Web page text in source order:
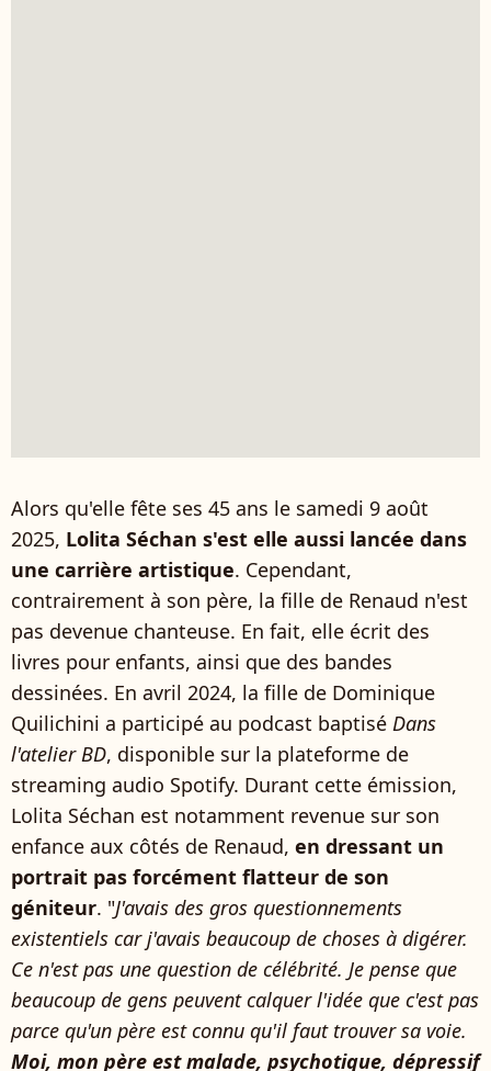
Alors qu'elle fête ses 45 ans le samedi 9 août
2025, Lolita Séchan s'est elle aussi lancée dans
une carrière artistique. Cependant,
contrairement à son père, la fille de Renaud n'est
pas devenue chanteuse. En fait, elle écrit des
livres pour enfants, ainsi que des bandes
dessinées. En avril 2024, la fille de Dominique
Quilichini a participé au podcast baptisé Dans
l'atelier BD, disponible sur la plateforme de
streaming audio Spotify. Durant cette émission,
Lolita Séchan est notamment revenue sur son
enfance aux côtés de Renaud, en dressant un
portrait pas forcément flatteur de son
géniteur. "J'avais des gros questionnements
existentiels car j'avais beaucoup de choses à digérer.
Ce n'est pas une question de célébrité. Je pense que
beaucoup de gens peuvent calquer l'idée que c'est pas
parce qu'un père est connu qu'il faut trouver sa voie.
Moi, mon père est malade, psychotique, dépressif